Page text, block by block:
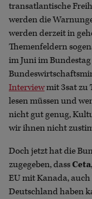
transatlantische
werden die
werden derzeit in
Themenfeldern
im Juni im
Interviewmit 3sat zu
lesen müssen und
nicht gut genug,
wir ihnen nicht
Doch jetzt hat die
zugegeben, dassCeta
EU mit Kanada,
Deutschland haben